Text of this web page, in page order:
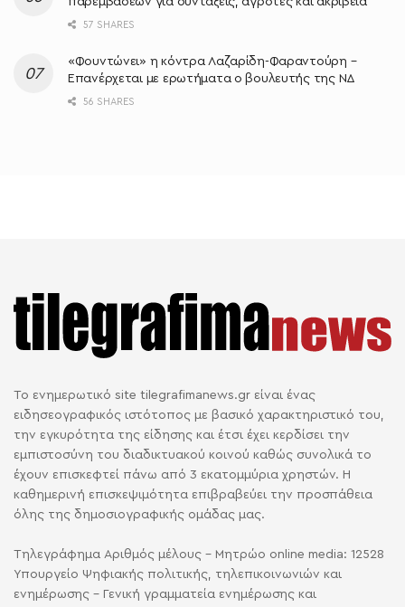
57 SHARES
«Φουντώνει» η κόντρα Λαζαρίδη-Φαραντούρη –
Επανέρχεται με ερωτήματα ο βουλευτής της ΝΔ
56 SHARES
Το ενημερωτικό site tilegrafimanews.gr είναι ένας
ειδησεογραφικός ιστότοπος με βασικό χαρακτηριστικό του,
την εγκυρότητα της είδησης και έτσι έχει κερδίσει την
εμπιστοσύνη του διαδικτυακού κοινού καθώς συνολικά το
έχουν επισκεφτεί πάνω από 3 εκατομμύρια χρηστών. Η
καθημερινή επισκεψιμότητα επιβραβεύει την προσπάθεια
όλης της δημοσιογραφικής ομάδας μας.
Τηλεγράφημα Αριθμός μέλους - Μητρώο online media: 12528
Υπουργείο Ψηφιακής πολιτικής, τηλεπικοινωνιών και
ενημέρωσης - Γενική γραμματεία ενημέρωσης και